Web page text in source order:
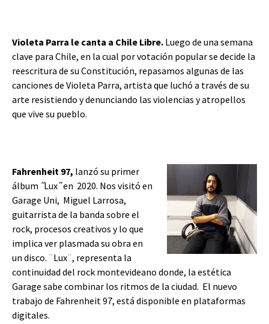
Violeta Parra le canta a Chile Libre. Luego de una semana
clave para Chile, en la cual por votación popular se decide la
reescritura de su Constitución, repasamos algunas de las
canciones de Violeta Parra, artista que luchó a través de su
arte resistiendo y denunciando las violencias y atropellos
que vive su pueblo.
Fahrenheit 97, lanzó su primer
álbum ́ ́Lux ́ ́ en 2020. Nos visitó en
Garage Uni, Miguel Larrosa,
guitarrista de la banda sobre el
rock, procesos creativos y lo que
implica ver plasmada su obra en
un disco. ¨Lux¨, representa la
continuidad del rock montevideano donde, la estética
Garage sabe combinar los ritmos de la ciudad. El nuevo
trabajo de Fahrenheit 97, está disponible en plataformas
digitales.